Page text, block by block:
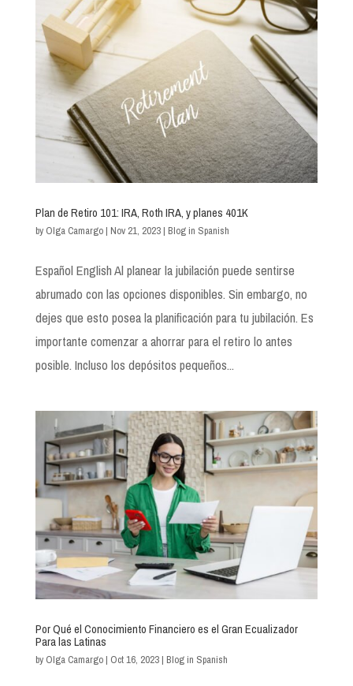
Plan de Retiro 101: IRA, Roth IRA, y planes 401K
byOlga Camargo| Nov 21, 2023| Blog in Spanish
Español English Al planear la jubilación puede sentirse
abrumado con las opciones disponibles. Sin embargo, no
dejes que esto posea la planificación para tu jubilación. Es
importante comenzar a ahorrar para el retiro lo antes
posible. Incluso los depósitos pequeños...
Por Qué el Conocimiento Financiero es el Gran Ecualizador
Para las Latinas
byOlga Camargo| Oct 16, 2023| Blog in Spanish